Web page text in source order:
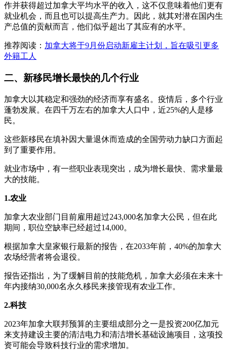
作并获得超过加拿大平均水平的收入，这不仅意味着他们更有
就业机会，而且也可以提高生产力。因此，就其对潜在国内生
产总值的贡献而言，他们似乎超出了其应有的水平。
推荐阅读： 加拿大将于9月份启动新雇主计划，旨在吸引更多
外籍工人
二、新移民增长最快的几个行业
加拿大以其稳定和强劲的经济而享有盛名。疫情后，多个行业
蓬勃发展。在四千万左右的加拿大人口中，近25%的人是移
民。
这些新移民在填补因大量退休而造成的全国劳动力缺口方面起
到了重要作用。
就业市场中，有一些职业表现突出，成为增长最快、需求量最
大的技能。
1.农业
加拿大农业部门目前雇用超过243,000名加拿大公民，但在此
期间，职位空缺率已经超过14,000。
根据加拿大皇家银行最新的报告，在2033年前，40%的加拿大
农场经营者将会退役。
报告还指出，为了缓解目前的技能危机，加拿大必须在未来十
年内接纳30,000名永久移民来接管现有农业工作。
2.科技
2023年加拿大联邦预算的主要组成部分之一是投资200亿加元
来支持建设主要的清洁电力和清洁增长基础设施项目，这项投
资可能会导致科技行业的需求增加。